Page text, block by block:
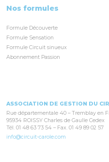
Nos formules
Formule Découverte
Formule Sensation
Formule Circuit sinueux
Abonnement Passion
ASSOCIATION DE GESTION DU
Rue départementale 40 – Tremblay en
95934 ROISSY Charles de Gaulle Cedex
Tél. 01 48 63 73 54 – Fax. 01 49 89 02 57
info@circuit-carole.com